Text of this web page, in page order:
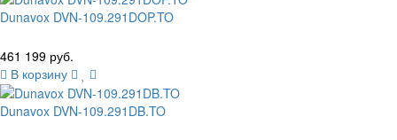
Dunavox DVN-109.291DOP.TO
461 199 руб.
В корзину
Dunavox DVN-109.291DB.TO